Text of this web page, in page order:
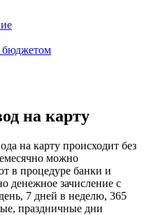
бюджетом
на карту
на карту происходит без
можно
в процедуре банки и
денежное зачисление с
7 дней в неделю, 365
праздничные дни